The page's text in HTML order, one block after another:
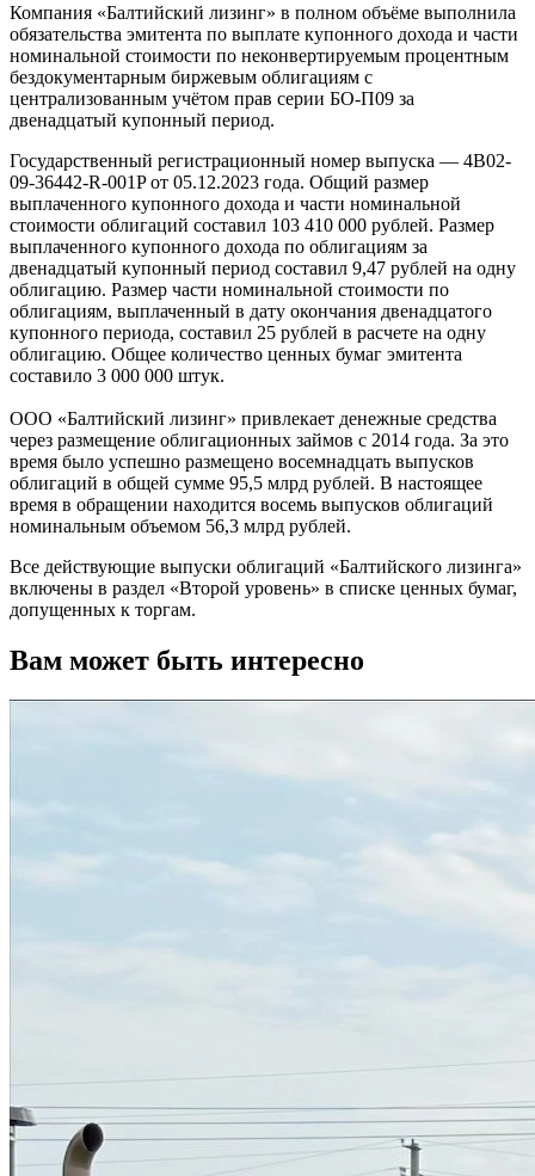
Компания «Балтийский лизинг» в полном объёме выполнила
обязательства эмитента по выплате купонного дохода и части
номинальной стоимости по неконвертируемым процентным
бездокументарным биржевым облигациям с
централизованным учётом прав серии БО-П09 за
двенадцатый купонный период.
Государственный регистрационный номер выпуска — 4B02-
09-36442-R-001P от 05.12.2023 года. Общий размер
выплаченного купонного дохода и части номинальной
стоимости облигаций составил 103 410 000 рублей. Размер
выплаченного купонного дохода по облигациям за
двенадцатый купонный период составил 9,47 рублей на одну
облигацию. Размер части номинальной стоимости по
облигациям, выплаченный в дату окончания двенадцатого
купонного периода, составил 25 рублей в расчете на одну
облигацию. Общее количество ценных бумаг эмитента
составило 3 000 000 штук.
ООО «Балтийский лизинг» привлекает денежные средства
через размещение облигационных займов с 2014 года. За это
время было успешно размещено восемнадцать выпусков
облигаций в общей сумме 95,5 млрд рублей. В настоящее
время в обращении находится восемь выпусков облигаций
номинальным объемом 56,3 млрд рублей.
Все действующие выпуски облигаций «Балтийского лизинга»
включены в раздел «Второй уровень» в списке ценных бумаг,
допущенных к торгам.
Вам может быть интересно